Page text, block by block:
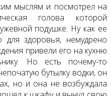
мыслям и посмотрел на
голова которой
подушке. Ну как ее
здоровья, немудрено
привели его на кухню
Но есть почему-то
бутылку водки, он
но и она не возбуждала